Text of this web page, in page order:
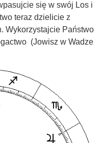
się w swój Los i
teraz dzielicie z
Wykorzystajcie Państwo
(Jowisz w Wadze